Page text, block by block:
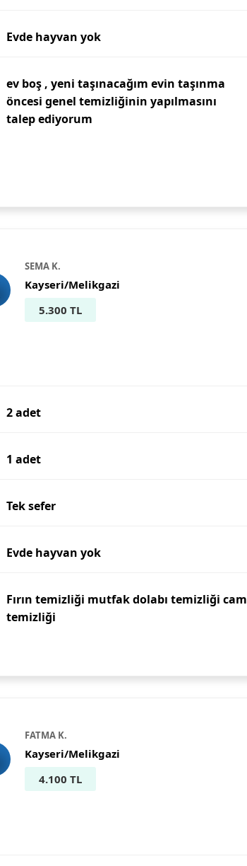
Evde hayvan yok
ev boş , yeni taşınacağım evin taşınma
öncesi genel temizliğinin yapılmasını
talep ediyorum
SEMA K.
Kayseri/Melikgazi
5.300 TL
2 adet
1 adet
Tek sefer
Evde hayvan yok
Fırın temizliği mutfak dolabı temizliği cam
temizliği
FATMA K.
Kayseri/Melikgazi
4.100 TL